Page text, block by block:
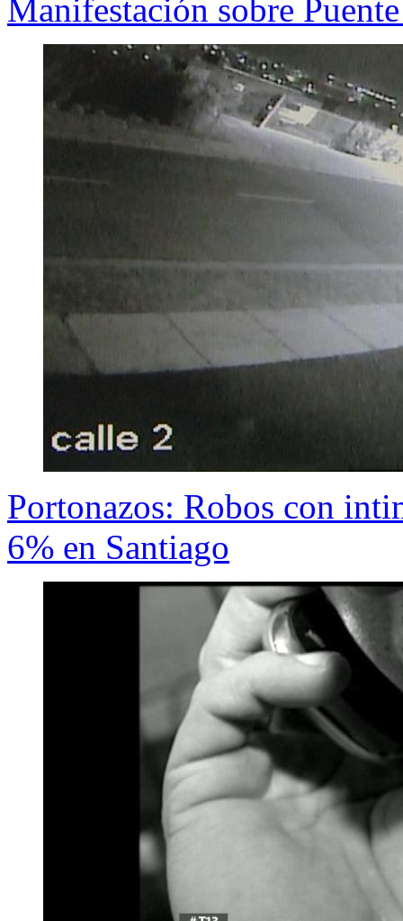
Manifestación sobre
Portonazos: Robos con
6% en Santiago